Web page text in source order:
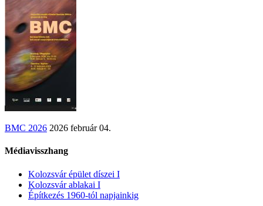
BMC 2026 2026 február 04.
Médiavisszhang
Kolozsvár épület díszei I
Kolozsvár ablakai I
Építkezés 1960-tól napjainkig